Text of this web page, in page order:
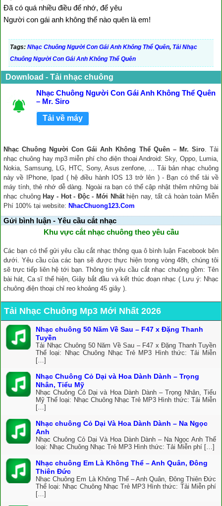
Đã có quá nhiều điều để nhớ, để yêu
Người con gái anh không thể nào quên là em!
Tags: Nhạc Chuông Người Con Gái Anh Không Thể Quên, Tải Nhạc
Chuông Người Con Gái Anh Không Thể Quên
Download - Tải nhạc chuông
Nhạc Chuông Người Con Gái Anh Không Thể Quên
– Mr. Siro
Tải về máy
Nhạc Chuông Người Con Gái Anh Không Thể Quên – Mr. Siro. Tải
nhạc chuông hay mp3 miễn phí cho điện thoại Android: Sky, Oppo, Lumia,
Nokia, Samsung, LG, HTC, Sony, Asus zenfone, ... Tải bản nhạc chuông
này về IPhone, Ipad ( hệ điều hành IOS 13 trở lên ) - Bạn có thể tải về
máy tính, thẻ nhớ dễ dàng. Ngoài ra bạn có thể cập nhật thêm những bài
nhạc chuông Hay - Hot - Độc - Mới Nhấthiện nay, tất cả hoàn toàn Miễn
Phí 100% tại website: NhacChuong123.Com
Gửi bình luận - Yêu cầu cắt nhạc
Khu vực cắt nhạc chuông theo yêu cầu
Các bạn có thể gửi yêu cầu cắt nhạc thông qua ô bình luận Facebook bên
dưới. Yêu cầu của các bạn sẽ được thực hiện trong vòng 48h, chúng tôi
sẽ trực tiếp liên hệ tới bạn. Thông tin yêu cầu cắt nhạc chuông gồm: Tên
bài hát, Ca sĩ thể hiện, Giây bắt đầu và kết thúc đoạn nhạc ( Lưu ý: Nhạc
chuông điện thoại chỉ reo khoảng 45 giây ).
Tải Nhạc Chuông Mp3 Mới Nhất 2026
Nhạc chuông 50 Năm Về Sau – F47 x Đặng Thanh
Tuyền
Tải Nhạc Chuông 50 Năm Về Sau – F47 x Đặng Thanh Tuyền
Thể loại: Nhạc Chuông Nhạc Trẻ MP3 Hình thức: Tải Miễn
[…]
Nhạc Chuông Cỏ Dại và Hoa Dành Dành – Trọng
Nhân, Tiểu Mỹ
Nhạc Chuông Cỏ Dại và Hoa Dành Dành – Trọng Nhân, Tiểu
Mỹ Thể loại: Nhạc Chuông Nhạc Trẻ MP3 Hình thức: Tải Miễn
[…]
Nhạc chuông Cỏ Dại Và Hoa Dành Dành – Na Ngọc
Anh
Nhạc Chuông Cỏ Dại Và Hoa Dành Dành – Na Ngọc Anh Thể
loại: Nhạc Chuông Nhạc Trẻ MP3 Hình thức: Tải Miễn phí […]
Nhạc chuông Em Là Không Thể – Anh Quân, Đông
Thiên Đức
Nhạc Chuông Em Là Không Thể – Anh Quân, Đông Thiên Đức
Thể loại: Nhạc Chuông Nhạc Trẻ MP3 Hình thức: Tải Miễn phí
[…]